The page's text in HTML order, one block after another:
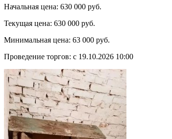
Начальная цена: 630 000 руб.
Текущая цена: 630 000 руб.
Минимальная цена: 63 000 руб.
Проведение торгов: с 19.10.2026 10:00